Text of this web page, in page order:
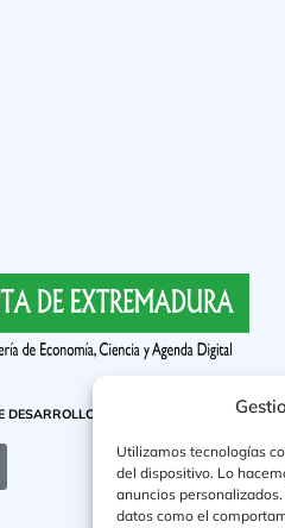
Utilizamos tecnologías
del dispositivo. Lo
anuncios
datos como el
REGIONAL